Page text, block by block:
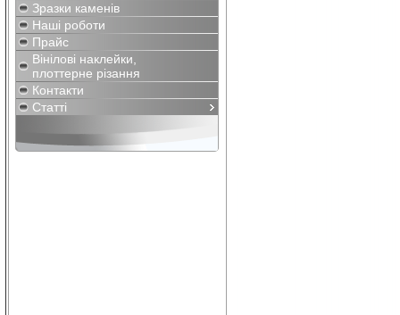
Зразки каменів
Наші роботи
Прайс
Вінілові наклейки,
плоттерне різання
Контакти
Статті